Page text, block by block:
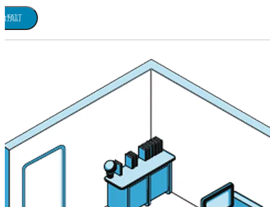
預訂